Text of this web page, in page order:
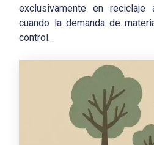
exclusivamente en reciclaje
cuando la demanda de
control.